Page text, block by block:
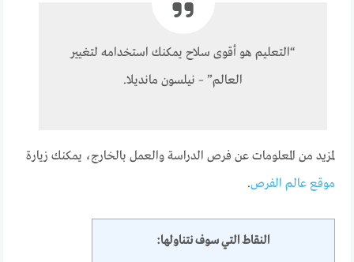
“التعليم هو أقوى سلاح يمكنك استخدامه لتغيير
العالم” – نيلسون مانديلا.
لمزيد من المعلومات عن فرص الدراسة والعمل بالخارج، يمكنك زيارة
موقع عالم الفرص.
النقاط التي سوف نتناولها: